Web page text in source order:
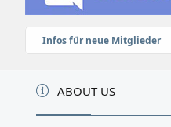
Infos für neue Mitglieder
ABOUT US